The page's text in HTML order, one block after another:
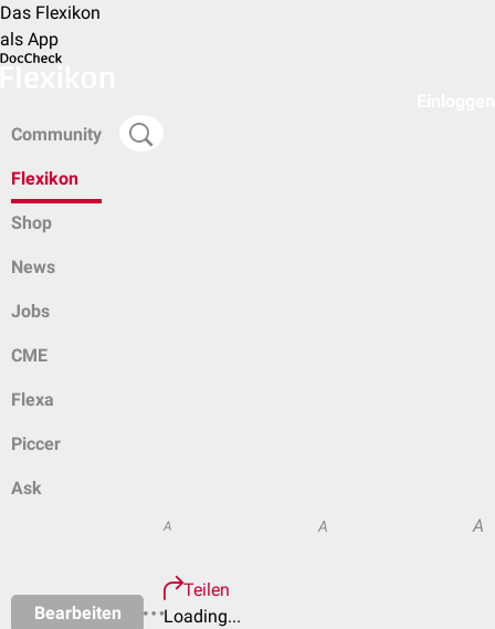
Das Flexikon
als App
Community
Flexikon
Shop
News
Jobs
CME
Flexa
Piccer
Ask
Bearbeiten
A A A
Teilen
Loading...